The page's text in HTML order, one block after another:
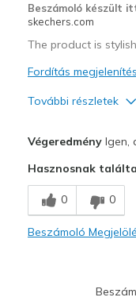
Beszámoló készült
skechers.com
The product is
Fordítás
További részletek
Comfortable
Durable
VégeredményIgen,
Hasznosnak
0 0
Beszámoló